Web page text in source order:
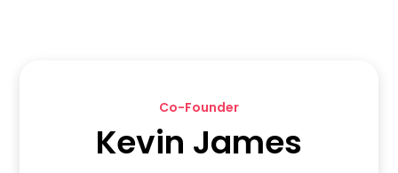
Co-Founder
Kevin James